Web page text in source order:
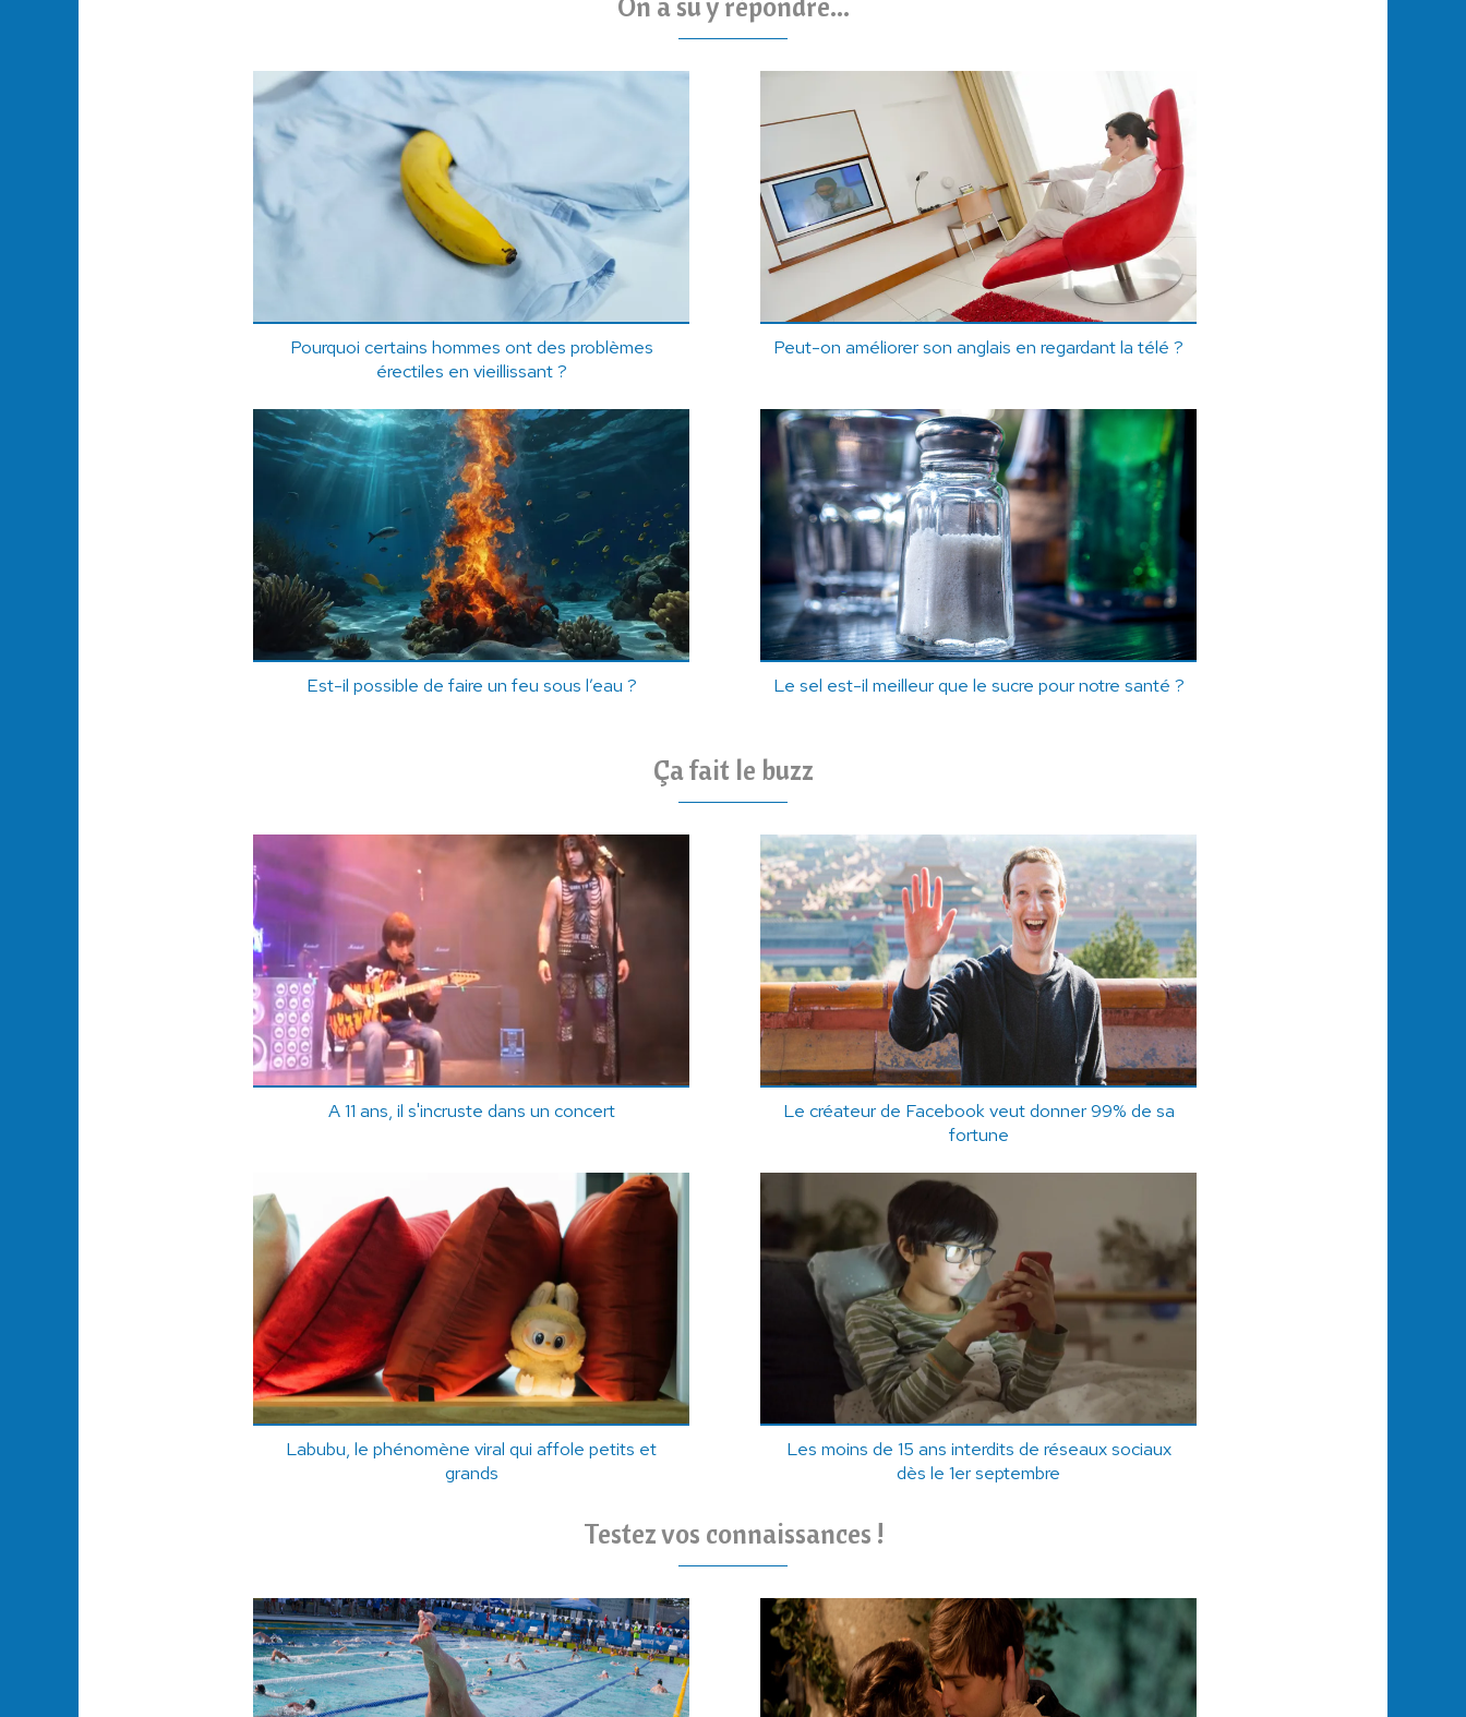
Pourquoi certains hommes ont des problèmes
érectiles en vieillissant ?
Peut-on améliorer son anglais en regardant la télé ?
Est-il possible de faire un feu sous l’eau ? Le sel est-il meilleur que le sucre pour notre santé ?
Ça fait le buzz
A 11 ans, il s'incruste dans un concert
Le créateur de Facebook veut donner 99% de sa
fortune
Labubu, le phénomène viral qui affole petits et
grands
Les moins de 15 ans interdits de réseaux sociaux
dès le 1er septembre
Testez vos connaissances !